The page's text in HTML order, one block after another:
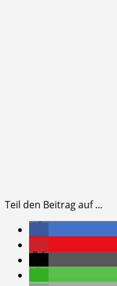
Teil den Beitrag auf ...